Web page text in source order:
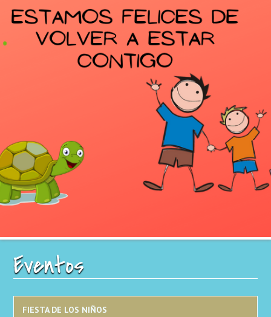
Eventos
FIESTA DE LOS NIÑOS